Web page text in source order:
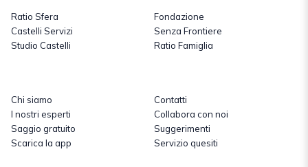
Ratio Sfera
Castelli Servizi
Studio Castelli
Fondazione
Senza Frontiere
Ratio Famiglia
Chi siamo
I nostri esperti
Saggio gratuito
Scarica la app
Contatti
Collabora con noi
Suggerimenti
Servizio quesiti